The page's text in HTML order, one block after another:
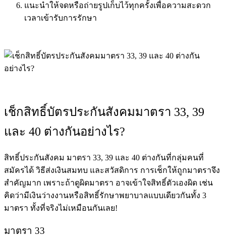
แนะนำให้จดหรือถ่ายรูปเก็บไว้ทุกครั้งเพื่อความสะดวก
เวลาเข้ารับการรักษา
เช็กสิทธิ์บัตรประกันสังคมมาตรา 33, 39
และ 40 ต่างกันอย่างไร?
สิทธิ์ประกันสังคม มาตรา 33, 39 และ 40 ต่างกันที่กลุ่มคนที่
สมัครได้ วิธีส่งเงินสมทบ และสวัสดิการ การเช็กให้ถูกมาตราจึง
สำคัญมาก เพราะถ้าดูผิดมาตรา อาจเข้าใจสิทธิ์ตัวเองผิด เช่น
คิดว่ามีเงินว่างงานหรือสิทธิ์รักษาพยาบาลแบบเดียวกันทั้ง 3
มาตรา ทั้งที่จริงไม่เหมือนกันเลย!
มาตรา 33